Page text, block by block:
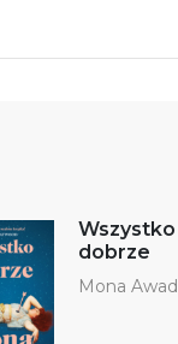
Wszystko
dobrze
Mona Awad